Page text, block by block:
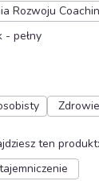
Rozwoju
- pełny
ten produkt: